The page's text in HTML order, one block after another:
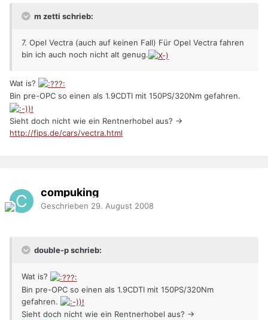
m zetti schrieb:
7. Opel Vectra (auch auf keinen Fall) Für Opel Vectra fahren
bin ich auch noch nicht alt genug.
Wat is?
Bin pre-OPC so einen als 1.9CDTI mit 150PS/320Nm gefahren.
Sieht doch nicht wie ein Rentnerhobel aus? ->
http://fips.de/cars/vectra.html
compuking
Geschrieben 29. August 2008
double-p schrieb:
Wat is?
Bin pre-OPC so einen als 1.9CDTI mit 150PS/320Nm
gefahren.
Sieht doch nicht wie ein Rentnerhobel aus? ->